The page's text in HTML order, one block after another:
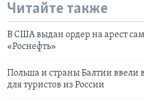
Читайте также
В США выдан ордер на арест
«Роснефть»
Польша и страны Балтии ввели
для туристов из России